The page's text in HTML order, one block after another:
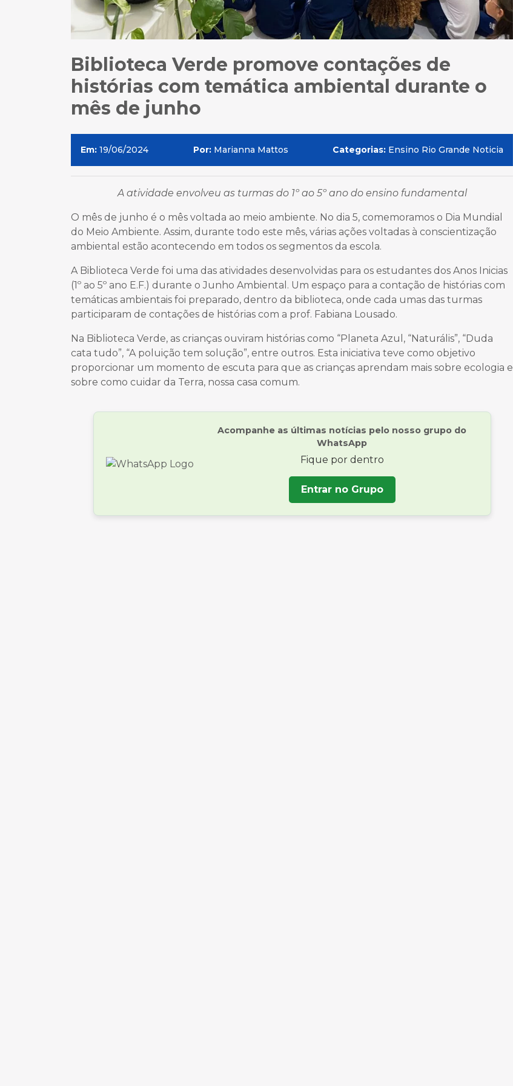
Biblioteca Verde promove contações de
histórias com temática ambiental durante o
mês de junho
Em: 19/06/2024 Por: Marianna Mattos Categorias: Ensino Rio Grande Noticia
A atividade envolveu as turmas do 1º ao 5º ano do ensino fundamental
O mês de junho é o mês voltada ao meio ambiente. No dia 5, comemoramos o Dia Mundial
do Meio Ambiente. Assim, durante todo este mês, várias ações voltadas à conscientização
ambiental estão acontecendo em todos os segmentos da escola.
A Biblioteca Verde foi uma das atividades desenvolvidas para os estudantes dos Anos Inicias
(1º ao 5º ano E.F.) durante o Junho Ambiental. Um espaço para a contação de histórias com
temáticas ambientais foi preparado, dentro da biblioteca, onde cada umas das turmas
participaram de contações de histórias com a prof. Fabiana Lousado.
Na Biblioteca Verde, as crianças ouviram histórias como “Planeta Azul, “Naturális”, “Duda
cata tudo”, “A poluição tem solução”, entre outros. Esta iniciativa teve como objetivo
proporcionar um momento de escuta para que as crianças aprendam mais sobre ecologia e
sobre como cuidar da Terra, nossa casa comum.
Acompanhe as últimas notícias pelo nosso grupo do
WhatsApp
Fique por dentro
Entrar no Grupo